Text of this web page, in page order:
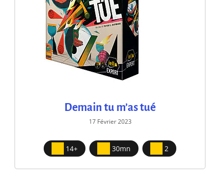
Demain tu m’as tué
17 Février 2023
14+ 30mn 2